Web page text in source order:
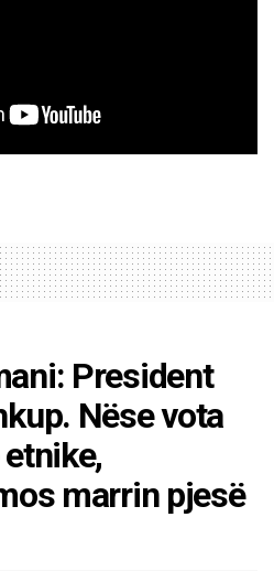
President
Nëse vota
marrin pjesë